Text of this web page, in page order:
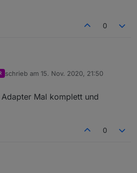
0
Deinem Video hatte / wollte ich es
schrieb am 15. Nov. 2020, 21:50
zuletzt editiert von
Mal komplett und
0